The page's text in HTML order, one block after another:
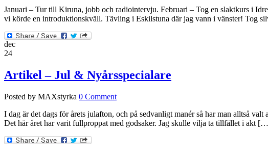
Januari – Tur till Kiruna, jobb och radiointervju. Februari – Tog en slaktkurs i
vi körde en introduktionskväll. Tävling i Eskilstuna där jag vann i vänster! Tog
dec
24
Artikel – Jul & Nyårsspecialare
Posted by MAXstyrka 0 Comment
I dag är det dags för årets julafton, och på sedvanligt manér så har man alltså
Det här året har varit fullproppat med godsaker. Jag skulle vilja ta tillfället i akt